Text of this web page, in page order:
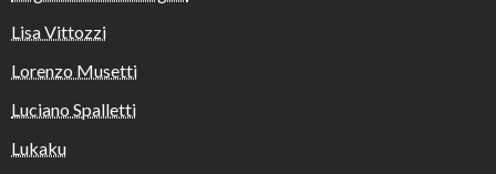
Lisa Vittozzi
Lorenzo Musetti
Luciano Spalletti
Lukaku